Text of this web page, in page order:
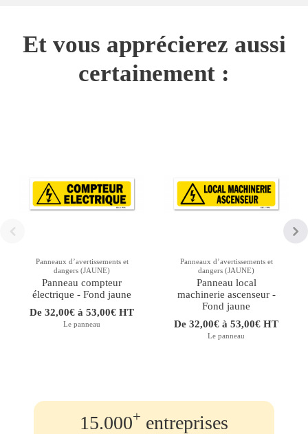
Et vous apprécierez aussi
certainement :
Panneaux d’avertissements et
dangers (JAUNE)
Panneau compteur
électrique - Fond jaune
De 32,00€ à 53,00€ HT
Le panneau
Panneaux d’avertissements et
dangers (JAUNE)
Panneau local
machinerie ascenseur -
Fond jaune
De 32,00€ à 53,00€ HT
Le panneau
15.000+ entreprises